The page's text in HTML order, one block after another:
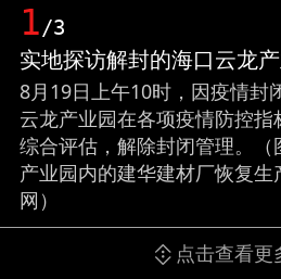
1/3
实地探访解封的海口云龙
8月19日上午10时，因疫情封
云龙产业园在各项疫情防控
综合评估，解除封闭管理。
产业园内的建华建材厂恢复
网）
点击查看更